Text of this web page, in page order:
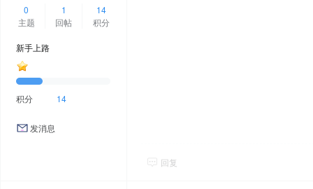
0
主题
1
回帖
14
积分
新手上路
积分 14
发消息
回复